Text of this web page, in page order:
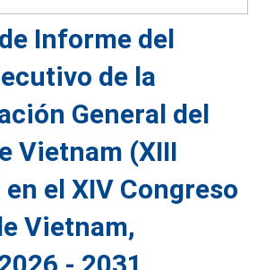
Informe del
de la
General del
Vietnam (XIII
el XIV Congreso
Vietnam,